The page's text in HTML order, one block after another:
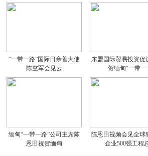
“一带一路”国际日亲善大使
陈空军会见云
东盟国际贸易投资促
贺缅甸“一带一
缅甸“一带一路”公司主席陈
恩田祝贺缅甸
陈恩田视频会见全球
企业500强工程